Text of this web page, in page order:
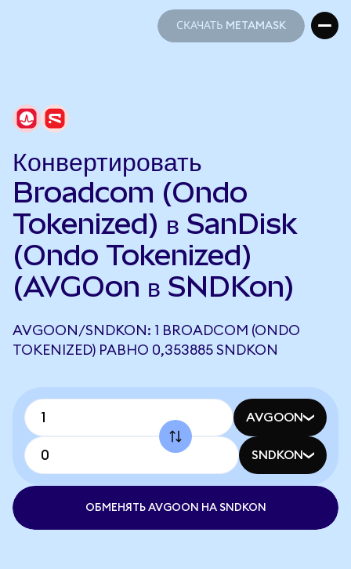
СКАЧАТЬ METAMASK
Конвертировать
Broadcom (Ondo
Tokenized) в SanDisk
(Ondo Tokenized)
(AVGOon в SNDKon)
AVGOON/SNDKON: 1 BROADCOM (ONDO
TOKENIZED) РАВНО 0,353885 SNDKON
AVGOON
SNDKON
ОБМЕНЯТЬ AVGOON НА SNDKON